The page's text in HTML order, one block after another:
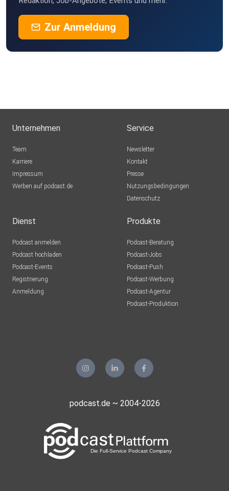
Zur Anmeldung
Unternehmen
Team
Karriere
Impressum
Werben auf podcast.de
Service
Newsletter
Kontakt
Presse
Nutzungsbedingungen
Datenschutz
Dienst
Podcast anmelden
Podcast hochladen
Podcast-Events
Registrierung
Anmeldung
Produkte
Podcast-Beratung
Podcast-Jobs
Podcast-Push
Podcast-Werbung
Podcast-Agentur
Podcast-Produktion
podcast.de ~ 2004-2026